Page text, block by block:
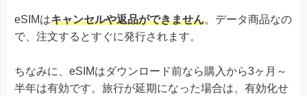
eSIMはキャンセルや返品ができません。データ商品なの
で、注文するとすぐに発行されます。
ちなみに、eSIMはダウンロード前なら購入から3ヶ月～
半年は有効です。旅行が延期になった場合は、有効化せ